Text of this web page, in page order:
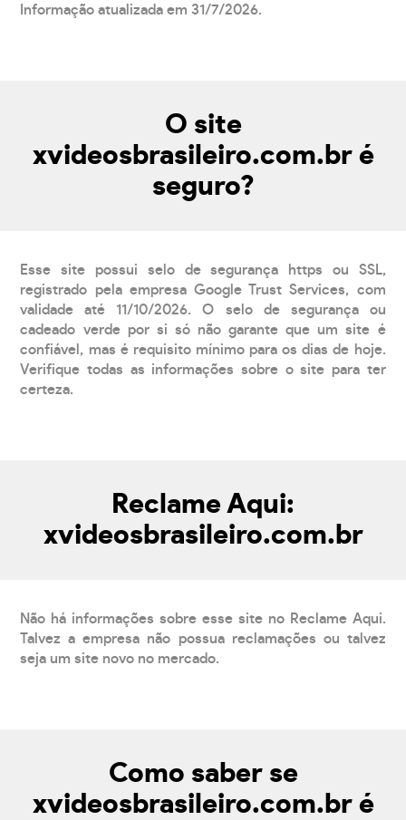
Informação atualizada em 31/7/2026.
O site
xvideosbrasileiro.com.br é
seguro?
Esse site possui selo de segurança https ou SSL,
registrado pela empresa Google Trust Services, com
validade até 11/10/2026. O selo de segurança ou
cadeado verde por si só não garante que um site é
confiável, mas é requisito mínimo para os dias de hoje.
Verifique todas as informações sobre o site para ter
certeza.
Reclame Aqui:
xvideosbrasileiro.com.br
Não há informações sobre esse site no Reclame Aqui.
Talvez a empresa não possua reclamações ou talvez
seja um site novo no mercado.
Como saber se
xvideosbrasileiro.com.br é